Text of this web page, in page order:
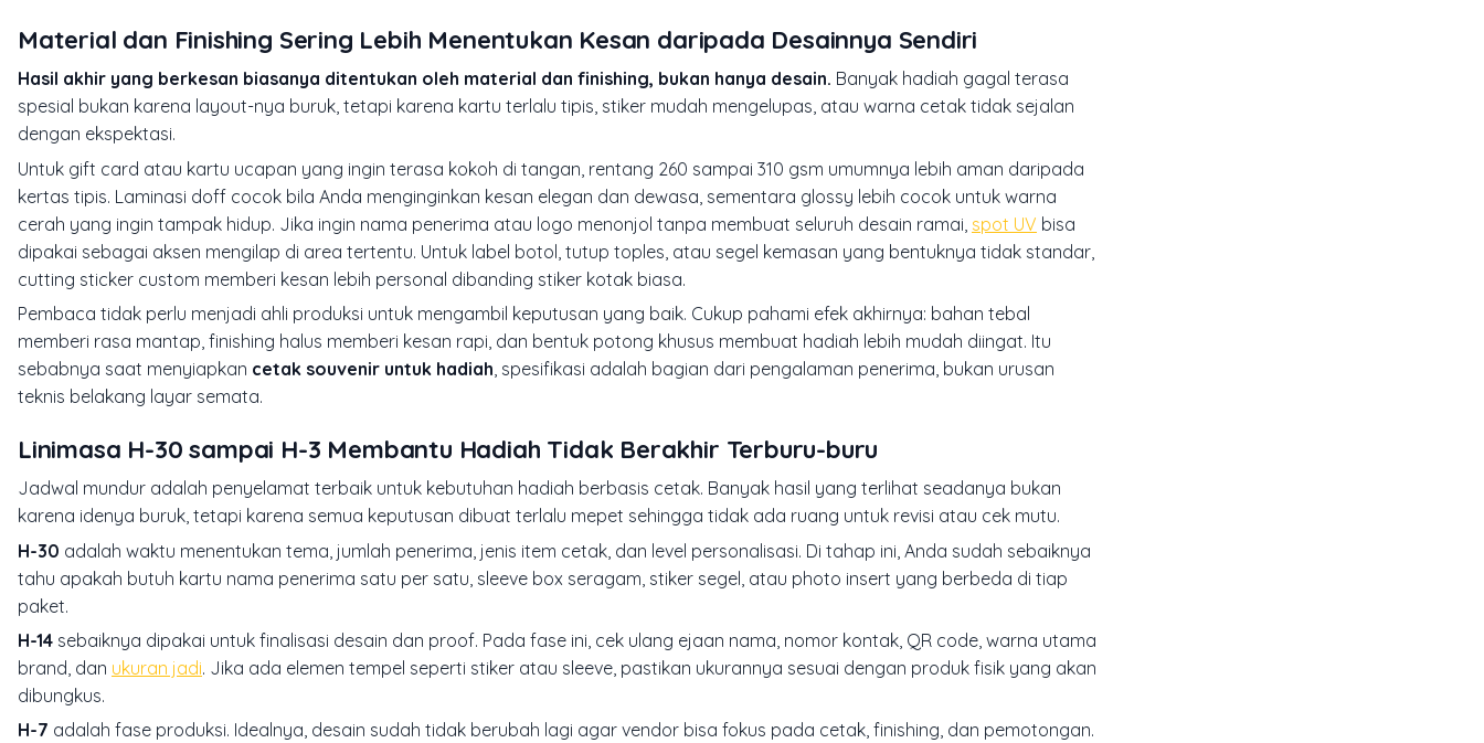
Material dan Finishing Sering Lebih Menentukan Kesan daripada Desainnya Sendiri
Hasil akhir yang berkesan biasanya ditentukan oleh material dan finishing, bukan hanya desain. Banyak hadiah gagal terasa
spesial bukan karena layout-nya buruk, tetapi karena kartu terlalu tipis, stiker mudah mengelupas, atau warna cetak tidak sejalan
dengan ekspektasi.
Untuk gift card atau kartu ucapan yang ingin terasa kokoh di tangan, rentang 260 sampai 310 gsm umumnya lebih aman daripada
kertas tipis. Laminasi doff cocok bila Anda menginginkan kesan elegan dan dewasa, sementara glossy lebih cocok untuk warna
cerah yang ingin tampak hidup. Jika ingin nama penerima atau logo menonjol tanpa membuat seluruh desain ramai, spot UV bisa
dipakai sebagai aksen mengilap di area tertentu. Untuk label botol, tutup toples, atau segel kemasan yang bentuknya tidak standar,
cutting sticker custom memberi kesan lebih personal dibanding stiker kotak biasa.
Pembaca tidak perlu menjadi ahli produksi untuk mengambil keputusan yang baik. Cukup pahami efek akhirnya: bahan tebal
memberi rasa mantap, finishing halus memberi kesan rapi, dan bentuk potong khusus membuat hadiah lebih mudah diingat. Itu
sebabnya saat menyiapkan cetak souvenir untuk hadiah, spesifikasi adalah bagian dari pengalaman penerima, bukan urusan
teknis belakang layar semata.
Linimasa H-30 sampai H-3 Membantu Hadiah Tidak Berakhir Terburu-buru
Jadwal mundur adalah penyelamat terbaik untuk kebutuhan hadiah berbasis cetak. Banyak hasil yang terlihat seadanya bukan
karena idenya buruk, tetapi karena semua keputusan dibuat terlalu mepet sehingga tidak ada ruang untuk revisi atau cek mutu.
H-30 adalah waktu menentukan tema, jumlah penerima, jenis item cetak, dan level personalisasi. Di tahap ini, Anda sudah sebaiknya
tahu apakah butuh kartu nama penerima satu per satu, sleeve box seragam, stiker segel, atau photo insert yang berbeda di tiap
paket.
H-14 sebaiknya dipakai untuk finalisasi desain dan proof. Pada fase ini, cek ulang ejaan nama, nomor kontak, QR code, warna utama
brand, dan ukuran jadi. Jika ada elemen tempel seperti stiker atau sleeve, pastikan ukurannya sesuai dengan produk fisik yang akan
dibungkus.
H-7 adalah fase produksi. Idealnya, desain sudah tidak berubah lagi agar vendor bisa fokus pada cetak, finishing, dan pemotongan.